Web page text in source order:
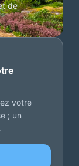
de
votre
; un